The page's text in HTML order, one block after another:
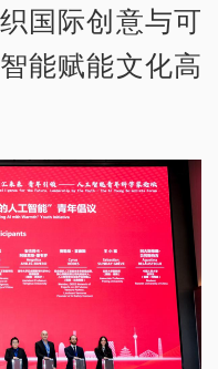
国际创意与可
能赋能文化高